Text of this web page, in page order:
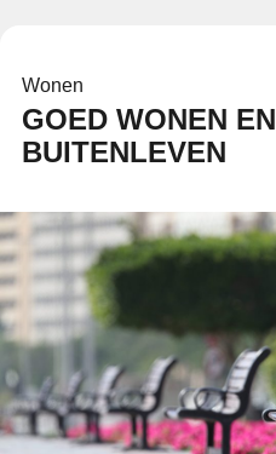
Wonen
GOED WONEN EN
BUITENLEVEN